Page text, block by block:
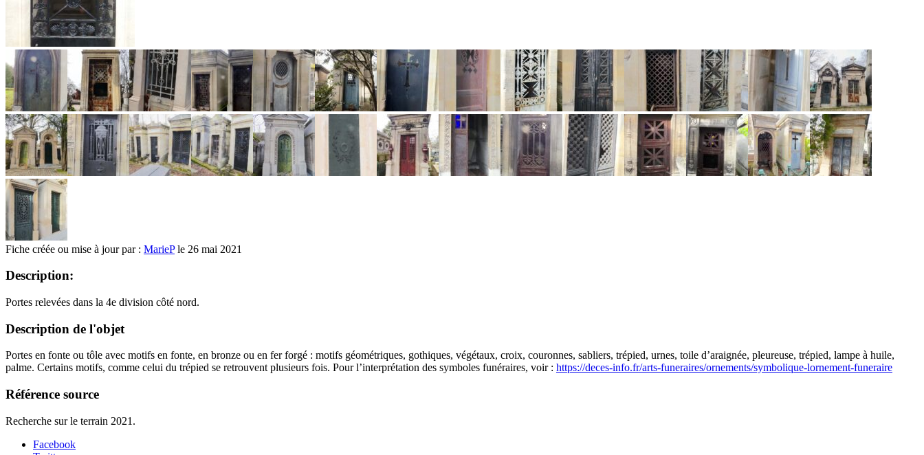
Fiche créée ou mise à jour par : MariePle 26 mai 2021
Description:
Portes relevées dans la 4e division côté nord.
Description de l'objet
Portes en fonte ou tôle avec motifs en fonte, en bronze ou en fer forgé : motifs géométriques, gothiques, végétaux, croix, couronnes, sabliers, trépied, urnes, toile d’araignée, pleureuse, trépied, lampe à huile,
palme. Certains motifs, comme celui du trépied se retrouvent plusieurs fois. Pour l’interprétation des symboles funéraires, voir : https://deces-info.fr/arts-funeraires/ornements/symbolique-lornement-funeraire
Référence source
Recherche sur le terrain 2021.
Facebook